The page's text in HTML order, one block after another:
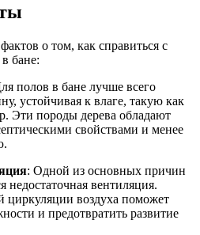
о том, как справиться с
бане:
полов в бане лучше всего
устойчивая к влаге, такую как
Эти породы дерева обладают
свойствами и менее
: Одной из основных причин
недостаточная вентиляция.
циркуляции воздуха поможет
и предотвратить развитие